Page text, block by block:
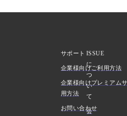
ISSUE
に
つ
い
て
会
サポート
企業様向けご利用方法
企業様向けプレミアム
用方法
お問い合わせ